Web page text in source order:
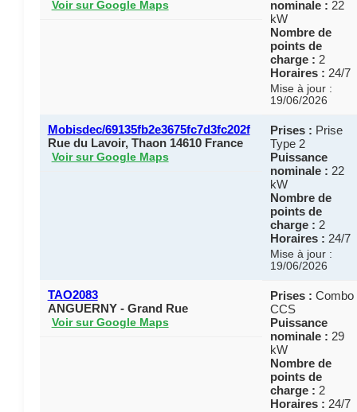
Voir sur Google Maps
nominale : 22
kW
Nombre de
points de
charge : 2
Horaires : 24/7
Mise à jour :
19/06/2026
Mobisdec/69135fb2e3675fc7d3fc202f
Rue du Lavoir, Thaon 14610 France
Voir sur Google Maps
Prises : Prise
Type 2
Puissance
nominale : 22
kW
Nombre de
points de
charge : 2
Horaires : 24/7
Mise à jour :
19/06/2026
TAO2083
ANGUERNY - Grand Rue
Voir sur Google Maps
Prises : Combo
CCS
Puissance
nominale : 29
kW
Nombre de
points de
charge : 2
Horaires : 24/7